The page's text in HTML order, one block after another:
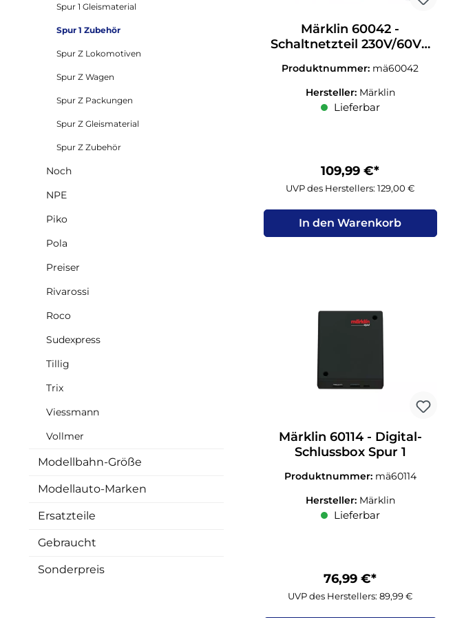
Spur 1 Gleismaterial
Spur 1 Zubehör
Spur Z Lokomotiven
Spur Z Wagen
Spur Z Packungen
Spur Z Gleismaterial
Spur Z Zubehör
Noch
NPE
Piko
Pola
Preiser
Rivarossi
Roco
Sudexpress
Tillig
Trix
Viessmann
Vollmer
Modellbahn-Größe
Modellauto-Marken
Ersatzteile
Gebraucht
Sonderpreis
Märklin 60042 -
Schaltnetzteil 230V/60VA
Produktnummer: mä60042
Hersteller: Märklin
Lieferbar
109,99 €*
UVP des Herstellers: 129,00 €
In den Warenkorb
Märklin 60114 - Digital-
Schlussbox Spur 1
Produktnummer: mä60114
Hersteller: Märklin
Lieferbar
76,99 €*
UVP des Herstellers: 89,99 €